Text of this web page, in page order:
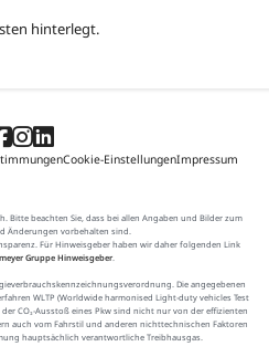
hinterlegt.
Cookie-EinstellungenImpressum
beachten Sie, dass bei allen Angaben und Bilder zum
Änderungen vorbehalten sind.
Für Hinweisgeber haben wir daher folgenden Link
Gruppe Hinweisgeber.
Die angegebenen
WLTP (Worldwide harmonised Light-duty vehicles Test
CO₂-Ausstoß eines Pkw sind nicht nur von der effizienten
auch vom Fahrstil und anderen nichttechnischen Faktoren
hauptsächlich verantwortliche Treibhausgas.